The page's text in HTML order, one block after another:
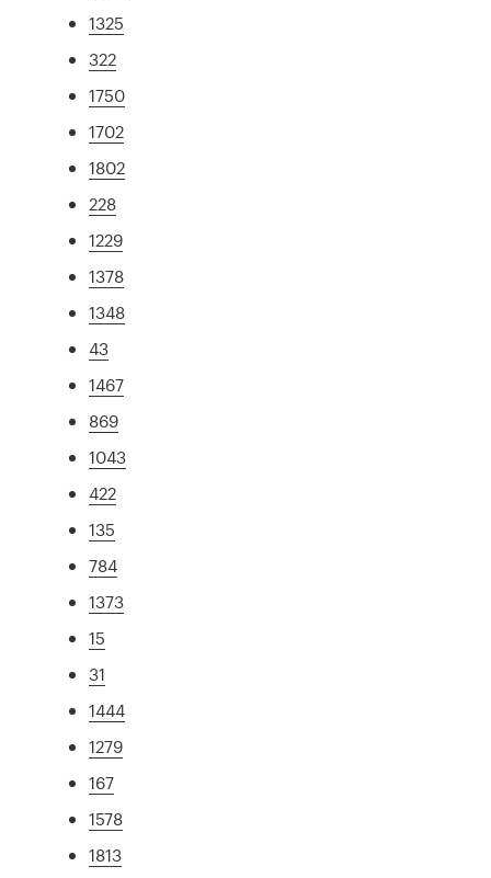
1325
322
1750
1702
1802
228
1229
1378
1348
43
1467
869
1043
422
135
784
1373
15
31
1444
1279
167
1578
1813